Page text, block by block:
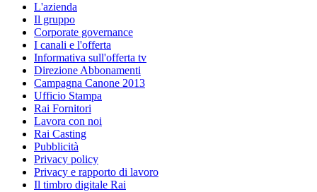
L'azienda
Il gruppo
Corporate governance
I canali e l'offerta
Informativa sull'offerta tv
Direzione Abbonamenti
Campagna Canone 2013
Ufficio Stampa
Rai Fornitori
Lavora con noi
Rai Casting
Pubblicità
Privacy policy
Privacy e rapporto di lavoro
Il timbro digitale Rai